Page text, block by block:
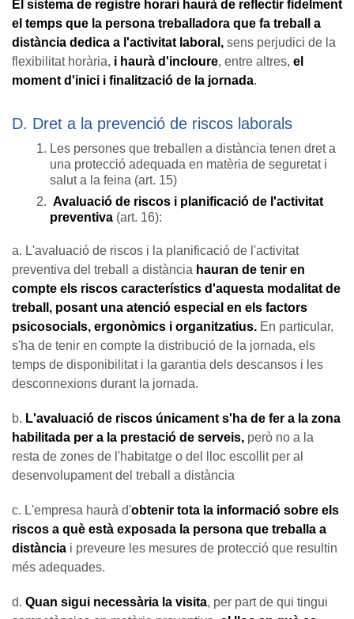
El sistema de registre horari haurà de reflectir fidelment
el temps que la persona treballadora que fa treball a
distància dedica a l'activitat laboral, sens perjudici de la
flexibilitat horària, i haurà d'incloure, entre altres, el
moment d'inici i finalització de la jornada.
D. Dret a la prevenció de riscos laborals
Les persones que treballen a distància tenen dret a
una protecció adequada en matèria de seguretat i
salut a la feina (art. 15)
Avaluació de riscos i planificació de l'activitat
preventiva (art. 16):
a. L'avaluació de riscos i la planificació de l'activitat
preventiva del treball a distància hauran de tenir en
compte els riscos característics d'aquesta modalitat de
treball, posant una atenció especial en els factors
psicosocials, ergonòmics i organitzatius. En particular,
s'ha de tenir en compte la distribució de la jornada, els
temps de disponibilitat i la garantia dels descansos i les
desconnexions durant la jornada.
b. L'avaluació de riscos únicament s'ha de fer a la zona
habilitada per a la prestació de serveis, però no a la
resta de zones de l'habitatge o del lloc escollit per al
desenvolupament del treball a distància
c. L'empresa haurà d'obtenir tota la informació sobre els
riscos a què està exposada la persona que treballa a
distància i preveure les mesures de protecció que resultin
més adequades.
d. Quan sigui necessària la visita, per part de qui tingui